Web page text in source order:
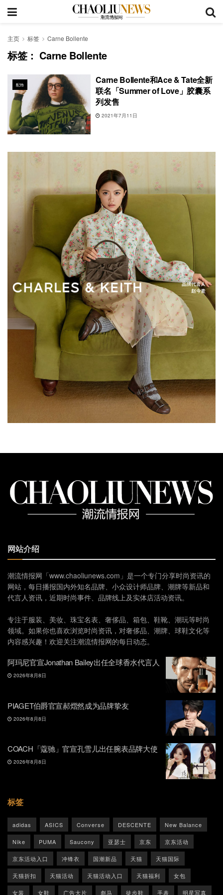
主页 标签 Carne Bollente
标签： Carne Bollente
配饰
Carne Bollente和Ace & Tate全新
联名「Summer of Love」胶囊系
列发售
2021年7月11日
网站介绍
潮流情报网「www.chaoliunews.com」是一个专门分享时尚资讯的
网站，每日播报国内外知名品牌、小众设计师品牌、潮牌等新品和
代言人资讯，近期时尚事件、品牌线上及实体店活动资讯。
专注于服装、美妆、珠宝名表、奢侈品、箱包、鞋靴、潮玩等时尚
领域。如果你也喜欢浏览时尚资讯，对奢侈品、潮牌、球鞋文化等
内容感兴趣！欢迎关注潮流情报网的每日动态。
阿玛尼官宣Jonathan Bailey出任全球香水代言人
2026年8月8日
PIAGET伯爵官宣郝熠然成为品牌挚友
2026年8月8日
COACH「蔻驰」官宣孔雪儿出任腕表品牌大使
2026年8月8日
标签
adidas ASICS Converse DESCENTE New Balance
Nike PUMA Saucony 亚瑟士 京东 京东活动
京东活动入口 冲锋衣 国潮新品 天猫 天猫国际
天猫折扣 天猫活动 天猫活动入口 天猫福利 女包
女装 女鞋 广告大片 彪马 徒步鞋 手表 明星写真